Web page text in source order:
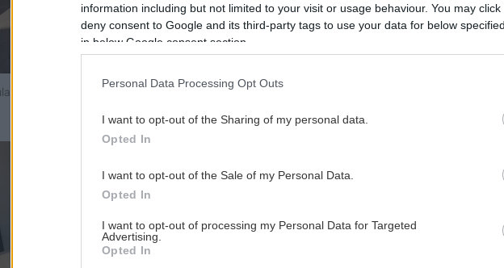
information including but not limited to your visit or usage behaviour. You may
deny consent to Google and its third-party tags to use your data for below
in below Google consent section.
Personal Data Processing Opt Outs
I want to opt-out of the Sharing of my personal data.
Opted In
I want to opt-out of the Sale of my Personal Data.
Opted In
I want to opt-out of processing my Personal Data for Targeted
Advertising.
Opted In